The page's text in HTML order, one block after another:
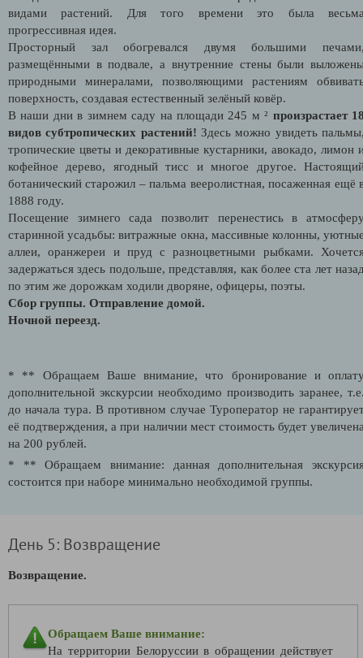
видами растений. Для того времени это была
прогрессивная идея.
Просторный зал обогревался двумя большими
размещёнными в подвале, а внутренние стены были
природными минералами, позволяющими растениям
поверхность, создавая естественный зелёный ковёр.
В наши дни в зимнем саду на площади 245 м ² произрастает
видов субтропических растений! Здесь можно увидеть
тропические цветы и декоративные кустарники, авокадо, лимон
кофейное дерево, ягодный тисс и многое другое.
ботанический старожил – пальма вееролистная, посаженная ещё
1888 году.
Посещение зимнего сада позволит перенестись в
старинной усадьбы: витражные окна, массивные колонны,
аллеи, оранжереи и пруд с разноцветными рыбками.
задержаться здесь подольше, представляя, как более ста лет
по этим же дорожкам ходили дворяне, офицеры, поэты.
Сбор группы. Отправление домой.
Ночной переезд.
* ** Обращаем Ваше внимание, что бронирование и
дополнительной экскурсии необходимо производить заранее,
до начала тура. В противном случае Туроператор не
её подтверждения, а при наличии мест стоимость будет
на 200 рублей.
* ** Обращаем внимание: данная дополнительная
состоится при наборе минимально необходимой группы.
День 5: Возвращение
Возвращение.
Обращаем Ваше внимание:
На территории Белоруссии в обращении действует